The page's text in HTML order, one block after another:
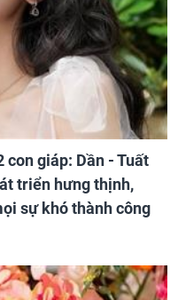
giáp: Dần - Tuất
triển hưng thịnh,
sự khó thành công